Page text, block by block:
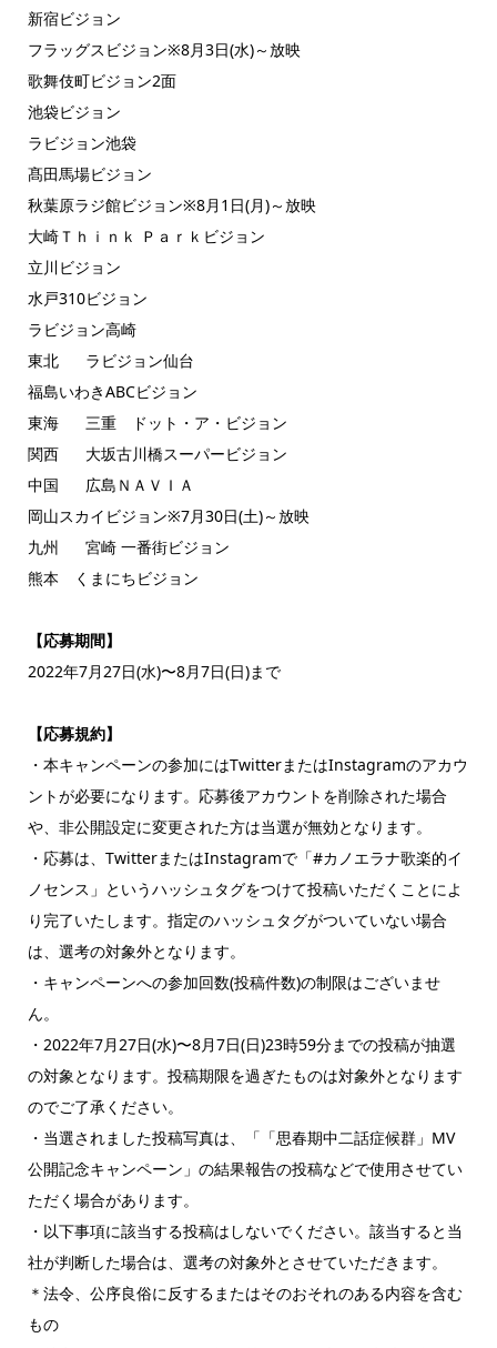
新宿ビジョン
フラッグスビジョン※8月3日(水)～放映
歌舞伎町ビジョン2面
池袋ビジョン
ラビジョン池袋
髙田馬場ビジョン
秋葉原ラジ館ビジョン※8月1日(月)～放映
大崎Ｔｈｉｎｋ Ｐａｒｋビジョン
立川ビジョン
水戸310ビジョン
ラビジョン高崎
東北 ラビジョン仙台
福島いわきABCビジョン
東海 三重 ドット・ア・ビジョン
関西 大坂古川橋スーパービジョン
中国 広島ＮＡＶＩＡ
岡山スカイビジョン※7月30日(土)～放映
九州 宮崎 一番街ビジョン
熊本 くまにちビジョン
【応募期間】
2022年7月27日(水)〜8月7日(日)まで
【応募規約】
・本キャンペーンの参加にはTwitterまたはInstagramのアカウ
ントが必要になります。応募後アカウントを削除された場合
や、非公開設定に変更された方は当選が無効となります。
・応募は、TwitterまたはInstagramで「#カノエラナ歌楽的イ
ノセンス」というハッシュタグをつけて投稿いただくことによ
り完了いたします。指定のハッシュタグがついていない場合
は、選考の対象外となります。
・キャンペーンへの参加回数(投稿件数)の制限はございませ
ん。
・2022年7月27日(水)〜8月7日(日)23時59分までの投稿が抽選
の対象となります。投稿期限を過ぎたものは対象外となります
のでご了承ください。
・当選されました投稿写真は、「「思春期中二話症候群」MV
公開記念キャンペーン」の結果報告の投稿などで使用させてい
ただく場合があります。
・以下事項に該当する投稿はしないでください。該当すると当
社が判断した場合は、選考の対象外とさせていただきます。
＊法令、公序良俗に反するまたはそのおそれのある内容を含む
もの